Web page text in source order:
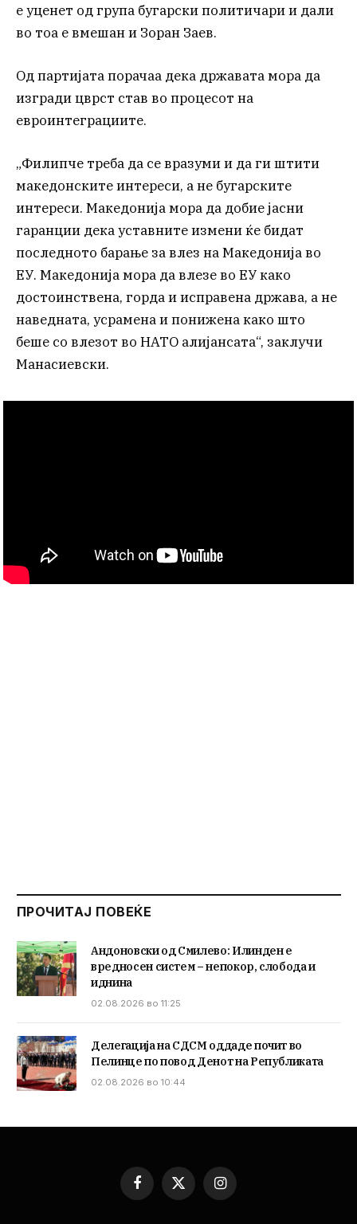
е уценет од група бугарски политичари и дали
во тоа е вмешан и Зоран Заев.
Од партијата порачаа дека државата мора да
изгради цврст став во процесот на
евроинтеграциите.
„Филипче треба да се вразуми и да ги штити
македонските интереси, а не бугарските
интереси. Македонија мора да добие јасни
гаранции дека уставните измени ќе бидат
последното барање за влез на Македонија во
ЕУ. Македонија мора да влезе во ЕУ како
достоинствена, горда и исправена држава, а не
наведната, усрамена и понижена како што
беше со влезот во НАТО алијансата“, заклучи
Манасиевски.
ПРОЧИТАЈ ПОВЕЌЕ
Андоновски од Смилево: Илинден е
вредносен систем – непокор, слобода и
иднина
02.08.2026 во 11:25
Делегација на СДСМ оддаде почит во
Пелинце по повод Денот на Републиката
02.08.2026 во 10:44
Facebook
X
(Twitter)
Instagram